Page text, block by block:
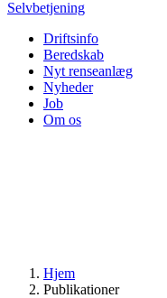
Selvbetjening
Driftsinfo
Beredskab
Nyt renseanlæg
Nyheder
Job
Om os
Hjem
Publikationer